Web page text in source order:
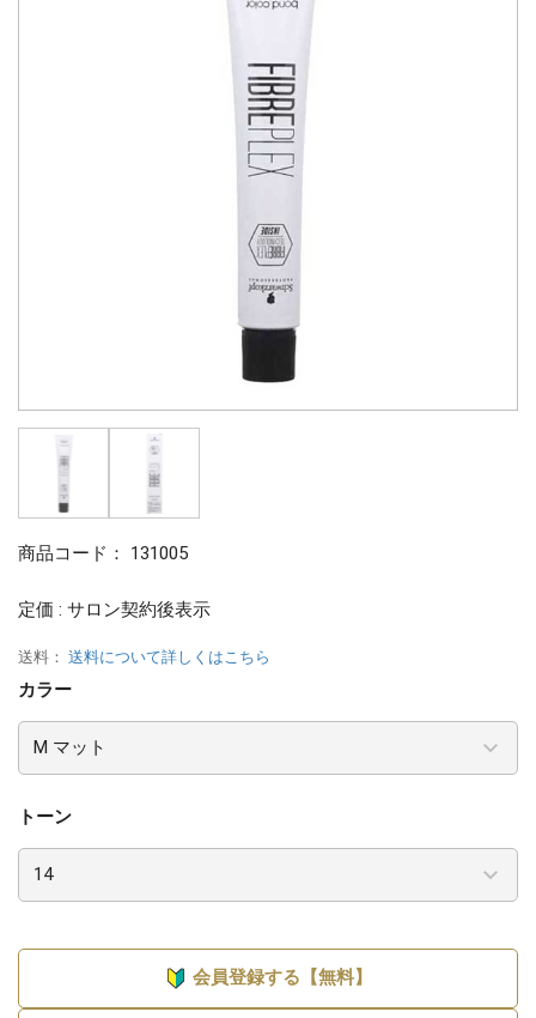
商品コード： 131005
定価 : サロン契約後表示
送料： 送料について詳しくはこちら
カラー
トーン
会員登録する【無料】